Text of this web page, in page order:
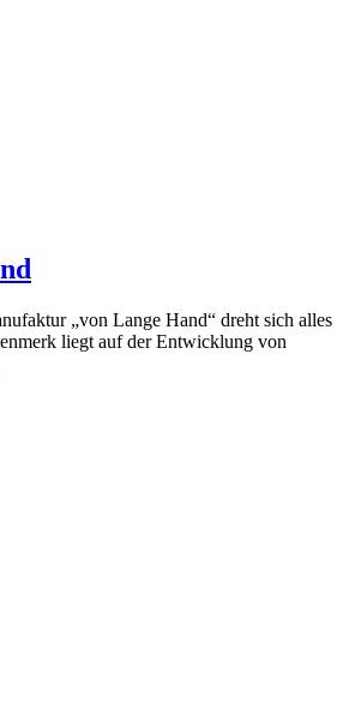
„von Lange Hand“ dreht sich alles
liegt auf der Entwicklung von